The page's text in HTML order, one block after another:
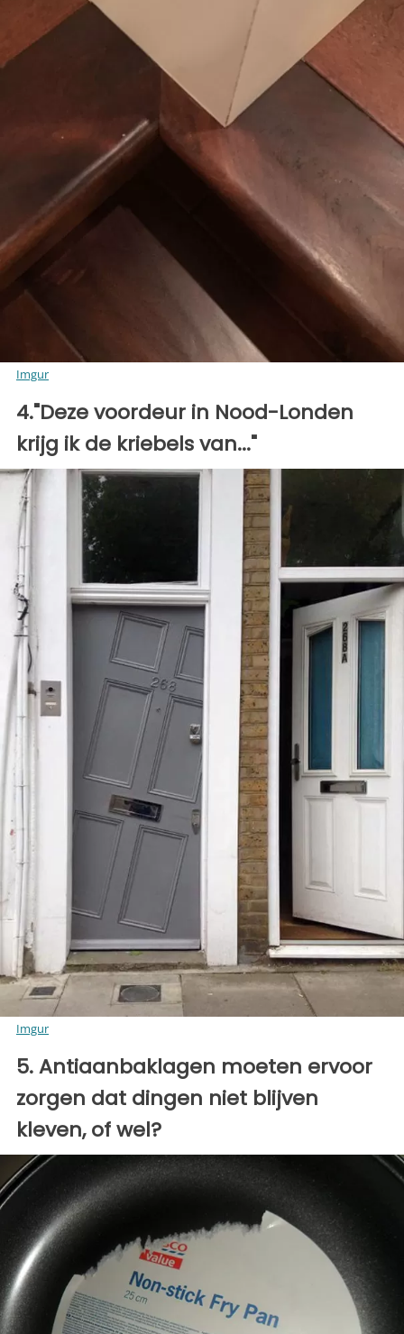
Imgur
4."Deze voordeur in Nood-Londen
krijg ik de kriebels van..."
Imgur
5. Antiaanbaklagen moeten ervoor
zorgen dat dingen niet blijven
kleven, of wel?